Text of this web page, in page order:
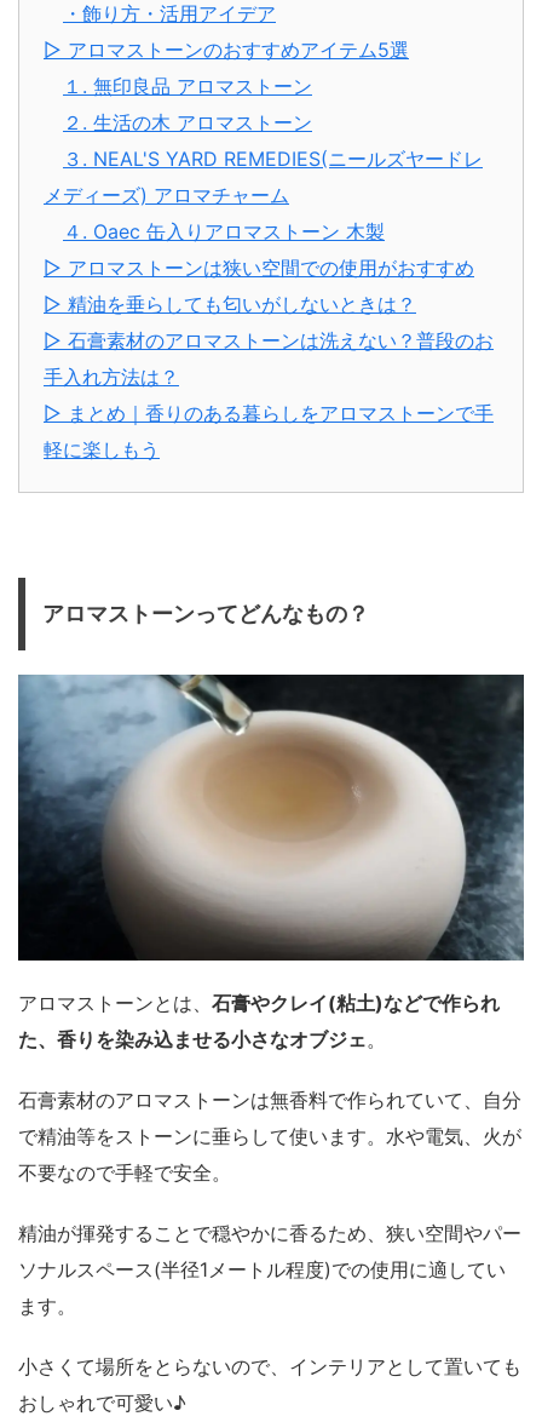
・飾り方・活用アイデア
▷ アロマストーンのおすすめアイテム5選
１. 無印良品 アロマストーン
２. 生活の木 アロマストーン
３. NEAL'S YARD REMEDIES(ニールズヤードレ
メディーズ) アロマチャーム
４. Oaec 缶入りアロマストーン 木製
▷ アロマストーンは狭い空間での使用がおすすめ
▷ 精油を垂らしても匂いがしないときは？
▷ 石膏素材のアロマストーンは洗えない？普段のお
手入れ方法は？
▷ まとめ｜香りのある暮らしをアロマストーンで手
軽に楽しもう
アロマストーンってどんなもの？
アロマストーンとは、 石膏やクレイ(粘土)などで作られ
た、香りを染み込ませる小さなオブジェ。
石膏素材のアロマストーンは無香料で作られていて、自分
で精油等をストーンに垂らして使います。水や電気、火が
不要なので手軽で安全。
精油が揮発することで穏やかに香るため、狭い空間やパー
ソナルスペース(半径1メートル程度)での使用に適してい
ます。
小さくて場所をとらないので、インテリアとして置いても
おしゃれで可愛い♪